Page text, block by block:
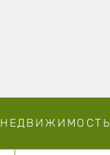
НЕДВИЖИМОСТЬ